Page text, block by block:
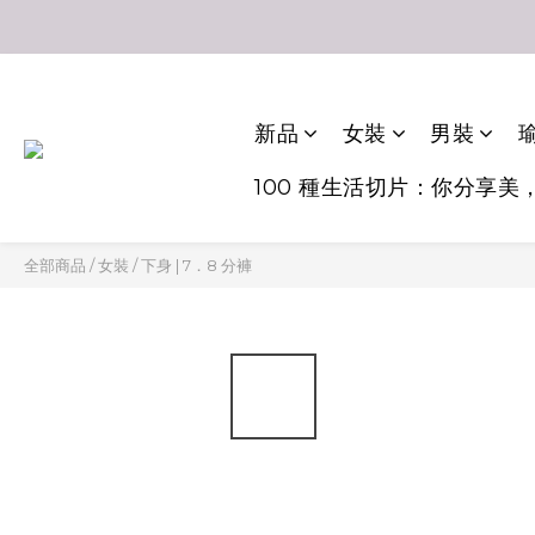
新品 女裝 男裝
100 種生活切片：你分享美
全部商品 /女裝 /下身 | 7．8 分褲